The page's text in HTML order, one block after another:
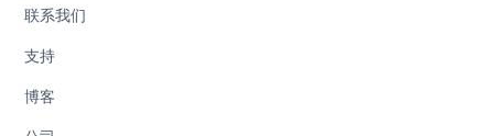
联系我们
支持
博客